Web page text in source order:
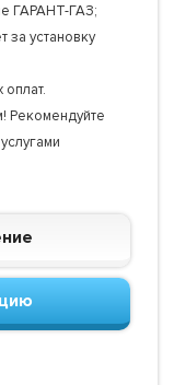
ГАРАНТ-ГАЗ;
за установку
Рекомендуйте